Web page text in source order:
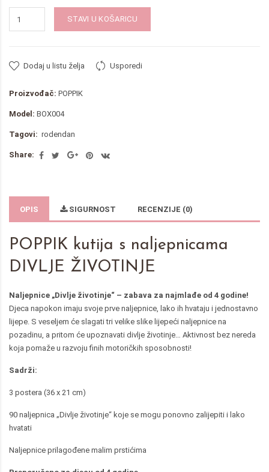
STAVI U KOŠARICU
Dodaj u listu želja Usporedi
Proizvođač: POPPIK
Model: BOX004
Tagovi: rodendan
Share:
OPIS SIGURNOST RECENZIJE (0)
POPPIK kutija s naljepnicama
DIVLJE ŽIVOTINJE
Naljepnice „Divlje životinje“ – zabava za najmlađe od 4 godine!
Djeca napokon imaju svoje prve naljepnice, lako ih hvataju i jednostavno
lijepe. S veseljem će slagati tri velike slike lijepeći naljepnice na
pozadinu, a pritom će upoznavati divlje životinje… Aktivnost bez nereda
koja pomaže u razvoju finih motoričkih sposobnosti!
Sadrži:
3 postera (36 x 21 cm)
90 naljepnica „Divlje životinje“ koje se mogu ponovno zalijepiti i lako
hvatati
Naljepnice prilagođene malim prstićima